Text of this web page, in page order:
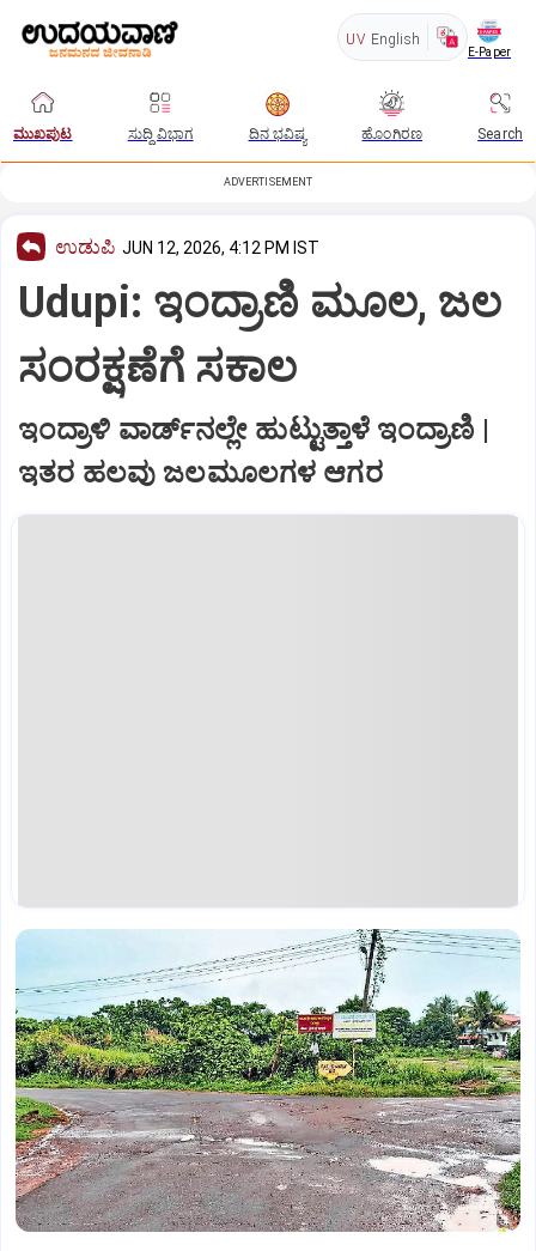
UV English
E-Paper
ಮುಖಪುಟ ಸುದ್ದಿ ವಿಭಾಗ ದಿನ ಭವಿಷ್ಯ ಹೊಂಗಿರಣ Search
ADVERTISEMENT
ಉಡುಪಿ JUN 12, 2026, 4:12 PM IST
Udupi: ಇಂದ್ರಾಣಿ ಮೂಲ, ಜಲ
ಸಂರಕ್ಷಣೆಗೆ ಸಕಾಲ
ಇಂದ್ರಾಳಿ ವಾರ್ಡ್‌ನಲ್ಲೇ ಹುಟ್ಟುತ್ತಾಳೆ ಇಂದ್ರಾಣಿ |
ಇತರ ಹಲವು ಜಲಮೂಲಗಳ ಆಗರ